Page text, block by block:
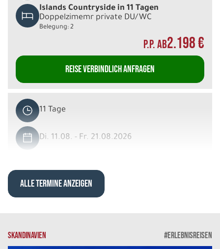
Islands Countryside in 11 Tagen
Doppelzimemr private DU/WC
Belegung: 2
P.P. AB2.198 €
REISE VERBINDLICH ANFRAGEN
11 Tage
Di. 11.08. - Fr. 21.08.2026
ALLE TERMINE ANZEIGEN
SKANDINAVIEN #ERLEBNISREISEN